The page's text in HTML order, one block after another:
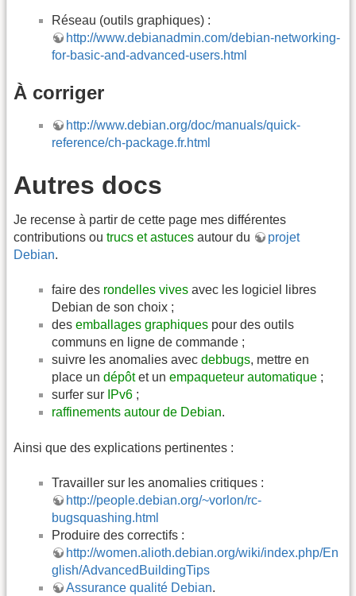
Réseau (outils graphiques) :
http://www.debianadmin.com/debian-networking-
for-basic-and-advanced-users.html
À corriger
http://www.debian.org/doc/manuals/quick-
reference/ch-package.fr.html
Autres docs
Je recense à partir de cette page mes différentes
contributions ou trucs et astuces autour du
projet
Debian.
faire des rondelles vives avec les logiciel libres
Debian de son choix ;
des emballages graphiques pour des outils
communs en ligne de commande ;
suivre les anomalies avec debbugs, mettre en
place un dépôtet un empaqueteur automatique ;
surfer sur IPv6 ;
raffinements autour de Debian.
Ainsi que des explications pertinentes :
Travailler sur les anomalies critiques :
http://people.debian.org/~vorlon/rc-
bugsquashing.html
Produire des correctifs :
http://women.alioth.debian.org/wiki/index.php/En
glish/AdvancedBuildingTips
Assurance qualité Debian.